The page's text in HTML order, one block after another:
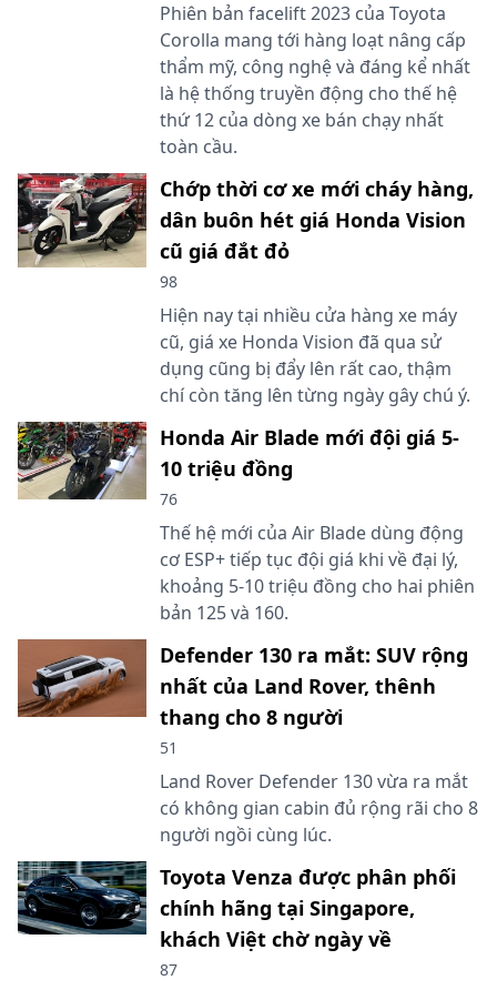
Phiên bản facelift 2023 của Toyota
Corolla mang tới hàng loạt nâng cấp
thẩm mỹ, công nghệ và đáng kể nhất
là hệ thống truyền động cho thế hệ
thứ 12 của dòng xe bán chạy nhất
toàn cầu.
Chớp thời cơ xe mới cháy hàng,
dân buôn hét giá Honda Vision
cũ giá đắt đỏ
98
Hiện nay tại nhiều cửa hàng xe máy
cũ, giá xe Honda Vision đã qua sử
dụng cũng bị đẩy lên rất cao, thậm
chí còn tăng lên từng ngày gây chú ý.
Honda Air Blade mới đội giá 5-
10 triệu đồng
76
Thế hệ mới của Air Blade dùng động
cơ ESP+ tiếp tục đội giá khi về đại lý,
khoảng 5-10 triệu đồng cho hai phiên
bản 125 và 160.
Defender 130 ra mắt: SUV rộng
nhất của Land Rover, thênh
thang cho 8 người
51
Land Rover Defender 130 vừa ra mắt
có không gian cabin đủ rộng rãi cho 8
người ngồi cùng lúc.
Toyota Venza được phân phối
chính hãng tại Singapore,
khách Việt chờ ngày về
87